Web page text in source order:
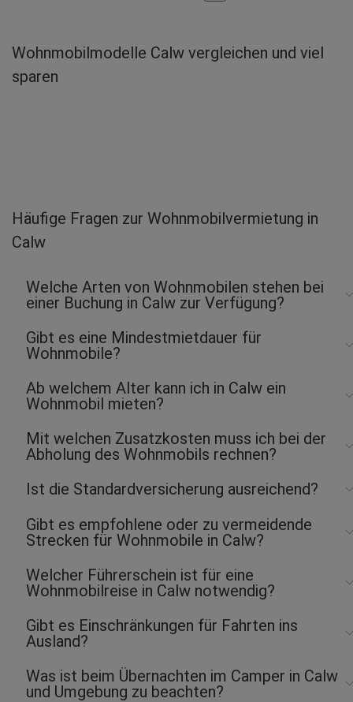
Wohnmobilmodelle Calw vergleichen und viel
sparen
Häufige Fragen zur Wohnmobilvermietung in
Calw
Welche Arten von Wohnmobilen stehen bei
einer Buchung in Calw zur Verfügung?
Gibt es eine Mindestmietdauer für
Wohnmobile?
Ab welchem Alter kann ich in Calw ein
Wohnmobil mieten?
Mit welchen Zusatzkosten muss ich bei der
Abholung des Wohnmobils rechnen?
Ist die Standardversicherung ausreichend?
Gibt es empfohlene oder zu vermeidende
Strecken für Wohnmobile in Calw?
Welcher Führerschein ist für eine
Wohnmobilreise in Calw notwendig?
Gibt es Einschränkungen für Fahrten ins
Ausland?
Was ist beim Übernachten im Camper in Calw
und Umgebung zu beachten?